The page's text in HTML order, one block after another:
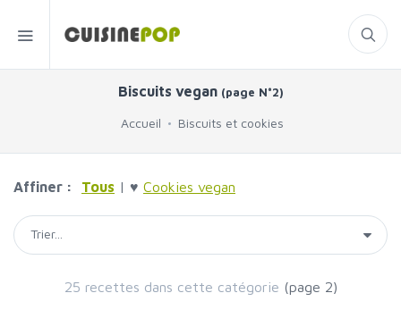
Biscuits vegan (page N°2)
Accueil Biscuits et cookies
Affiner : Tous | ♥ Cookies vegan
25 recettes dans cette catégorie (page 2)